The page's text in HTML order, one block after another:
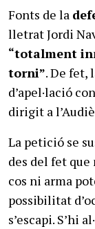
Fonts de la
lletrat Jordi
“totalment
torni”. De fet,
d’apel·lació
dirigit a
La petició se
des del fet
cos ni arma
possibilitat
s’escapi. S’hi